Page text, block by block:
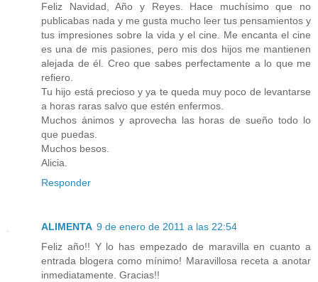
Feliz Navidad, Año y Reyes. Hace muchísimo que no
publicabas nada y me gusta mucho leer tus pensamientos y
tus impresiones sobre la vida y el cine. Me encanta el cine
es una de mis pasiones, pero mis dos hijos me mantienen
alejada de él. Creo que sabes perfectamente a lo que me
refiero.
Tu hijo está precioso y ya te queda muy poco de levantarse
a horas raras salvo que estén enfermos.
Muchos ánimos y aprovecha las horas de sueño todo lo
que puedas.
Muchos besos.
Alicia.
Responder
ALIMENTA 9 de enero de 2011 a las 22:54
Feliz año!! Y lo has empezado de maravilla en cuanto a
entrada blogera como mínimo! Maravillosa receta a anotar
inmediatamente. Gracias!!